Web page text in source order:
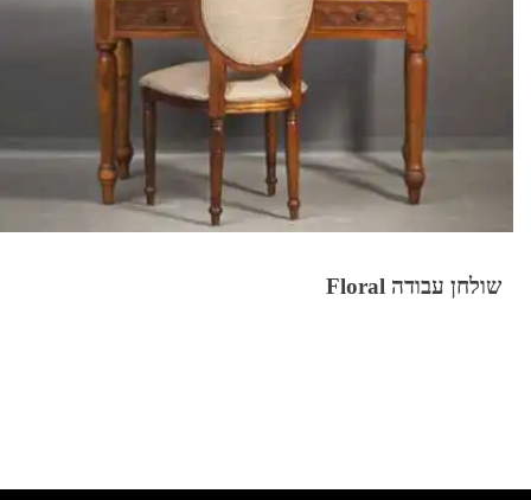
שולחן עבודה Floral